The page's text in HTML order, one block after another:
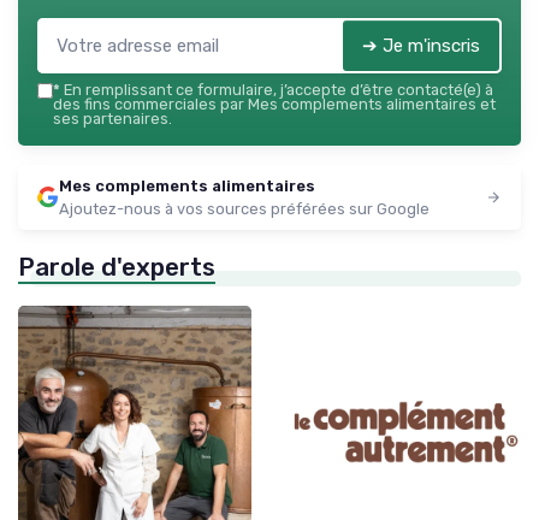
➔ Je m'inscris
* En remplissant ce formulaire, j’accepte d’être contacté(e) à
des fins commerciales par Mes complements alimentaires et
ses partenaires.
Mes complements alimentaires
Ajoutez-nous à vos sources préférées sur Google
Parole d'experts